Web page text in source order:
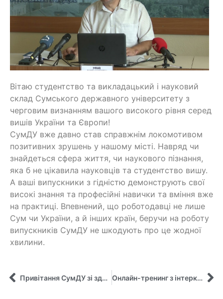
Вітаю студентство та викладацький і науковий
склад Сумського державного університету з
черговим визнанням вашого високого рівня серед
вишів України та Європи!
СумДУ вже давно став справжнім локомотивом
позитивних зрушень у нашому місті. Навряд чи
знайдеться сфера життя, чи наукового пізнання,
яка б не цікавила науковців та студентство вишу.
А ваші випускники з гідністю демонструють свої
високі знання та професійні навички та вміння вже
на практиці. Впевнений, що роботодавці не лише
Сум чи України, а й інших країн, беручи на роботу
випускників СумДУ не шкодують про це жодної
хвилини.
Привітання СумДУ зі здобуттям високих показників у міжнародних рейтингах Онлайн-тренинг з інтеркультурного розвитку